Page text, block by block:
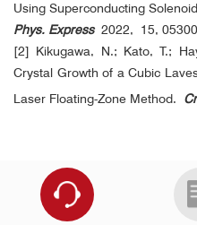
Using Superconducting
Phys. Express2022, 15,
[2] Kikugawa, N.; Kato, T.;
Crystal Growth of a Cubic
Laser Floating-Zone Method.